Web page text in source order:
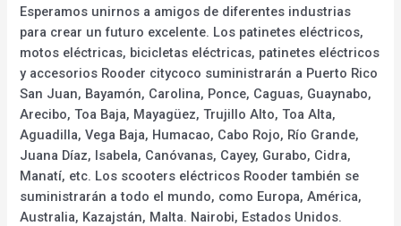
Esperamos unirnos a amigos de diferentes industrias
para crear un futuro excelente. Los patinetes eléctricos,
motos eléctricas, bicicletas eléctricas, patinetes eléctricos
y accesorios Rooder citycoco suministrarán a Puerto Rico
San Juan, Bayamón, Carolina, Ponce, Caguas, Guaynabo,
Arecibo, Toa Baja, Mayagüez, Trujillo Alto, Toa Alta,
Aguadilla, Vega Baja, Humacao, Cabo Rojo, Río Grande,
Juana Díaz, Isabela, Canóvanas, Cayey, Gurabo, Cidra,
Manatí, etc. Los scooters eléctricos Rooder también se
suministrarán a todo el mundo, como Europa, América,
Australia, Kazajstán, Malta. Nairobi, Estados Unidos.